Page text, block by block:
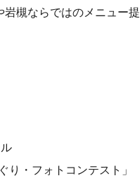
槻ならではのメニュー
・フォトコンテスト」